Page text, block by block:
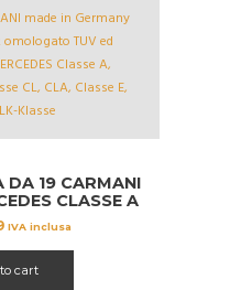
DA 19 CARMANI
CLASSE A
GLB AMG
IVA inclusa
cart